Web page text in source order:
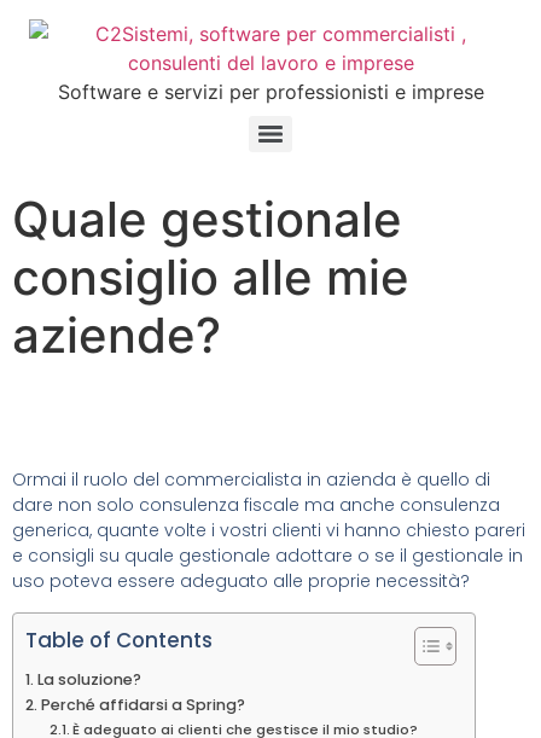
Software e servizi per professionisti e imprese
Quale gestionale
consiglio alle mie
aziende?
Ormai il ruolo del commercialista in azienda è quello di
dare non solo consulenza fiscale ma anche consulenza
generica, quante volte i vostri clienti vi hanno chiesto pareri
e consigli su quale gestionale adottare o se il gestionale in
uso poteva essere adeguato alle proprie necessità?
Table of Contents
La soluzione?
Perché affidarsi a Spring?
È adeguato ai clienti che gestisce il mio studio?